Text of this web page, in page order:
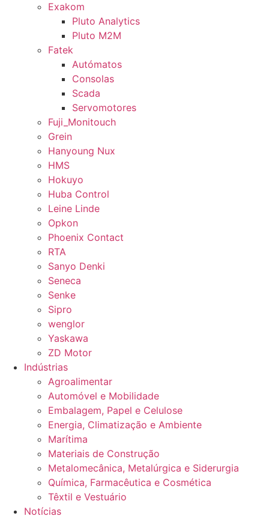
Exakom
Pluto Analytics
Pluto M2M
Fatek
Autómatos
Consolas
Scada
Servomotores
Fuji_Monitouch
Grein
Hanyoung Nux
HMS
Hokuyo
Huba Control
Leine Linde
Opkon
Phoenix Contact
RTA
Sanyo Denki
Seneca
Senke
Sipro
wenglor
Yaskawa
ZD Motor
Indústrias
Agroalimentar
Automóvel e Mobilidade
Embalagem, Papel e Celulose
Energia, Climatização e Ambiente
Marítima
Materiais de Construção
Metalomecânica, Metalúrgica e Siderurgia
Química, Farmacêutica e Cosmética
Têxtil e Vestuário
Notícias